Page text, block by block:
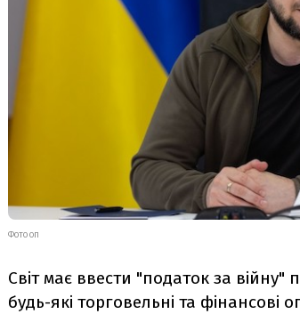
ФОТО ОП
Світ має ввести "податок за війну"
будь-які торговельні та фінансові